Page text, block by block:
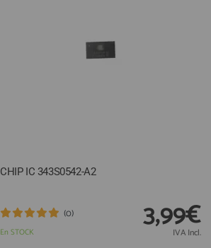
CHIP IC 343S0542-A2
En STOCK
(0) 3,99€
IVA Incl.